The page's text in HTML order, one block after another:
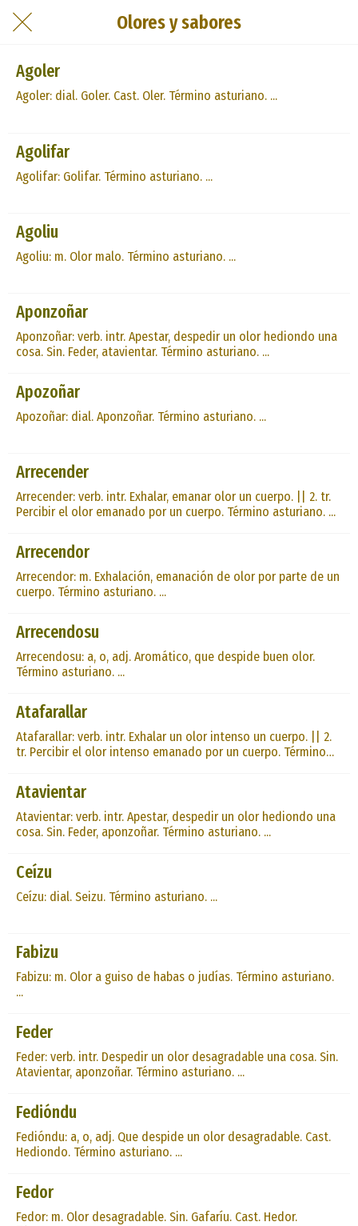
Olores y sabores
Agoler
Agoler: dial. Goler. Cast. Oler. Término asturiano. ...
Agolifar
Agolifar: Golifar. Término asturiano. ...
Agoliu
Agoliu: m. Olor malo. Término asturiano. ...
Aponzoñar
Aponzoñar: verb. intr. Apestar, despedir un olor hediondo una
cosa. Sin. Feder, atavientar. Término asturiano. ...
Apozoñar
Apozoñar: dial. Aponzoñar. Término asturiano. ...
Arrecender
Arrecender: verb. intr. Exhalar, emanar olor un cuerpo. || 2. tr.
Percibir el olor emanado por un cuerpo. Término asturiano. ...
Arrecendor
Arrecendor: m. Exhalación, emanación de olor por parte de un
cuerpo. Término asturiano. ...
Arrecendosu
Arrecendosu: a, o, adj. Aromático, que despide buen olor.
Término asturiano. ...
Atafarallar
Atafarallar: verb. intr. Exhalar un olor intenso un cuerpo. || 2.
tr. Percibir el olor intenso emanado por un cuerpo. Término
Atavientar
Atavientar: verb. intr. Apestar, despedir un olor hediondo una
cosa. Sin. Feder, aponzoñar. Término asturiano. ...
Ceízu
Ceízu: dial. Seizu. Término asturiano. ...
Fabizu
Fabizu: m. Olor a guiso de habas o judías. Término asturiano.
...
Feder
Feder: verb. intr. Despedir un olor desagradable una cosa. Sin.
Atavientar, aponzoñar. Término asturiano. ...
Fedióndu
Fedióndu: a, o, adj. Que despide un olor desagradable. Cast.
Hediondo. Término asturiano. ...
Fedor
Fedor: m. Olor desagradable. Sin. Gafaríu. Cast. Hedor.